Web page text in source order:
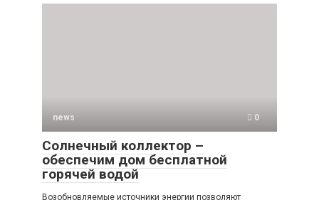
news 0
Солнечный коллектор –
обеспечим дом бесплатной
горячей водой
Возобновляемые источники энергии позволяют